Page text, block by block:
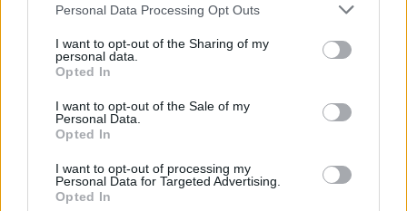
Personal Data Processing Opt Outs
I want to opt-out of the Sharing of my
personal data.
Opted In
I want to opt-out of the Sale of my
Personal Data.
Opted In
I want to opt-out of processing my
Personal Data for Targeted Advertising.
Opted In
Lannert Judit
NKE